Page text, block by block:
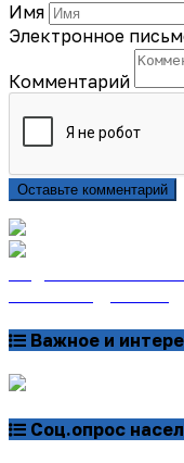
Имя
Электронное
Комментарий
Оставьте комментарий
Важное и
Соц.опрос